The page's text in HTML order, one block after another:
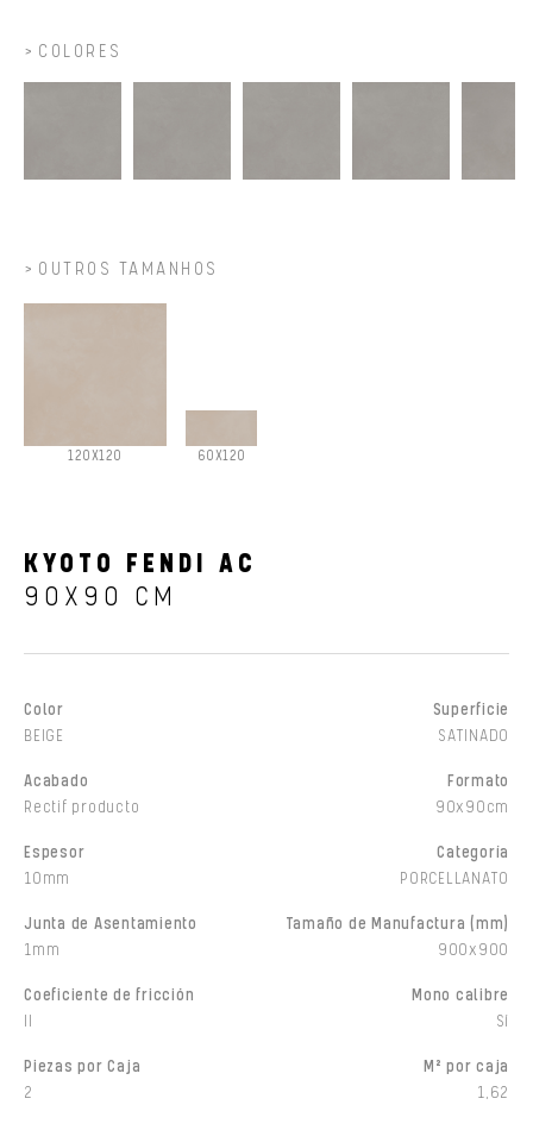
COLORES
OUTROS TAMANHOS
120X120 60X120
KYOTO FENDI AC
90X90 CM
Color
BEIGE
Superficie
SATINADO
Acabado
Rectif producto
Formato
90x90cm
Espesor
10mm
Categoría
PORCELLANATO
Junta de Asentamiento
1mm
Tamaño de Manufactura (mm)
900x900
Coeficiente de fricción
Mono calibre
Sí
Piezas por Caja
2
M² por caja
1,62